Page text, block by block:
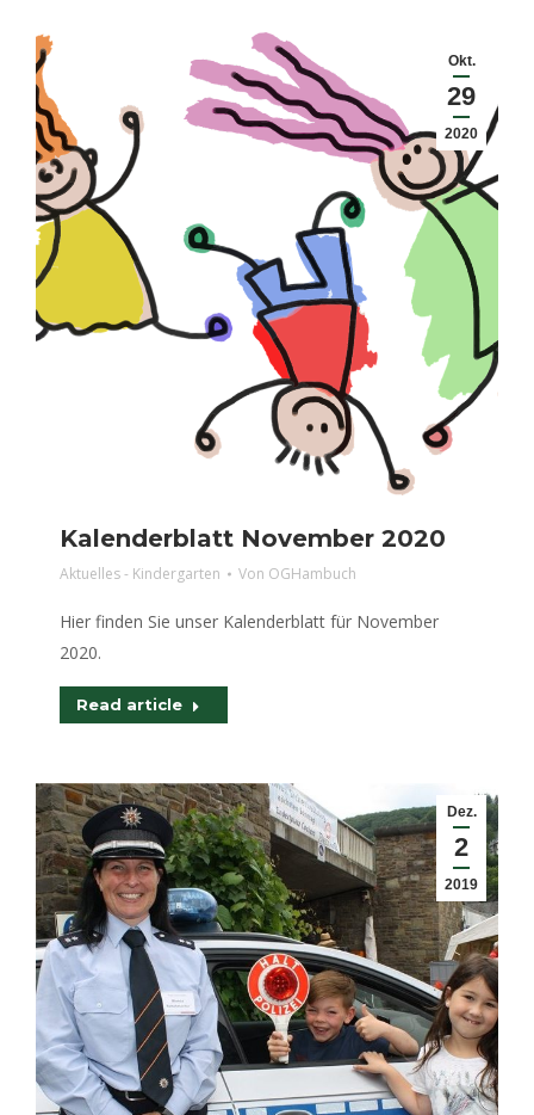
Okt.
29
2020
Kalenderblatt November 2020
Aktuelles - Kindergarten Von OGHambuch
Hier finden Sie unser Kalenderblatt für November
2020.
Read article
Dez.
2
2019